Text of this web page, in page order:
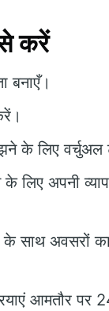
करें
बनाएँ।
के लिए
लिए अपनी
अवसरों का
आमतौर पर